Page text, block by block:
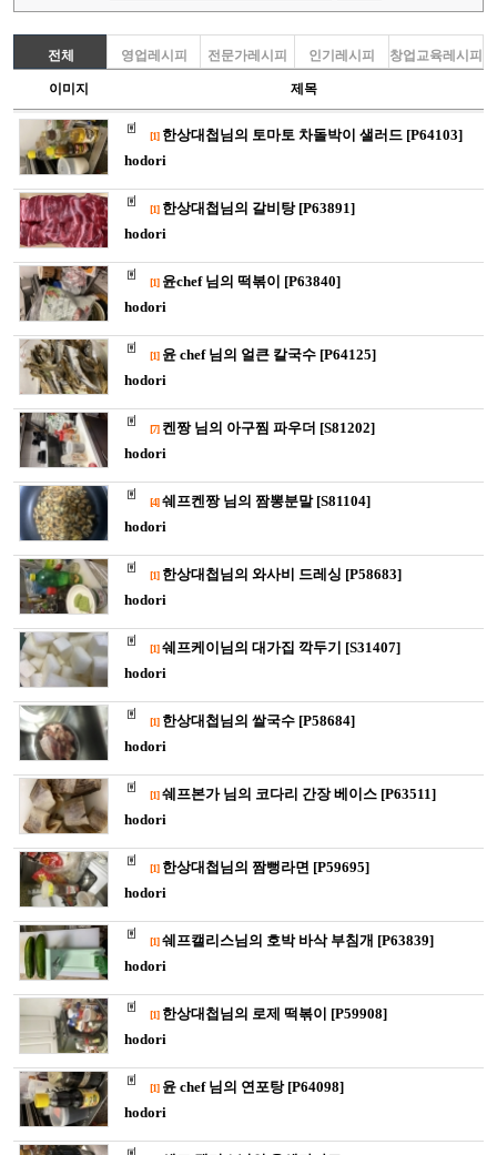
전체 영업레시피 전문가레시피 인기레시피 창업교육레시피
이미지 제목
[1] 한상대첩님의 토마토 차돌박이 샐러드 [P64103]
hodori
[1] 한상대첩님의 갈비탕 [P63891]
hodori
[1] 윤chef 님의 떡볶이 [P63840]
hodori
[1] 윤 chef 님의 얼큰 칼국수 [P64125]
hodori
[7] 켄짱 님의 아구찜 파우더 [S81202]
hodori
[4] 쉐프켄짱 님의 짬뽕분말 [S81104]
hodori
[1] 한상대첩님의 와사비 드레싱 [P58683]
hodori
[1] 쉐프케이님의 대가집 깍두기 [S31407]
hodori
[1] 한상대첩님의 쌀국수 [P58684]
hodori
[1] 쉐프본가 님의 코다리 간장 베이스 [P63511]
hodori
[1] 한상대첩님의 짬뻥라면 [P59695]
hodori
[1] 쉐프캘리스님의 호박 바삭 부침개 [P63839]
hodori
[1] 한상대첩님의 로제 떡볶이 [P59908]
hodori
[1] 윤 chef 님의 연포탕 [P64098]
hodori